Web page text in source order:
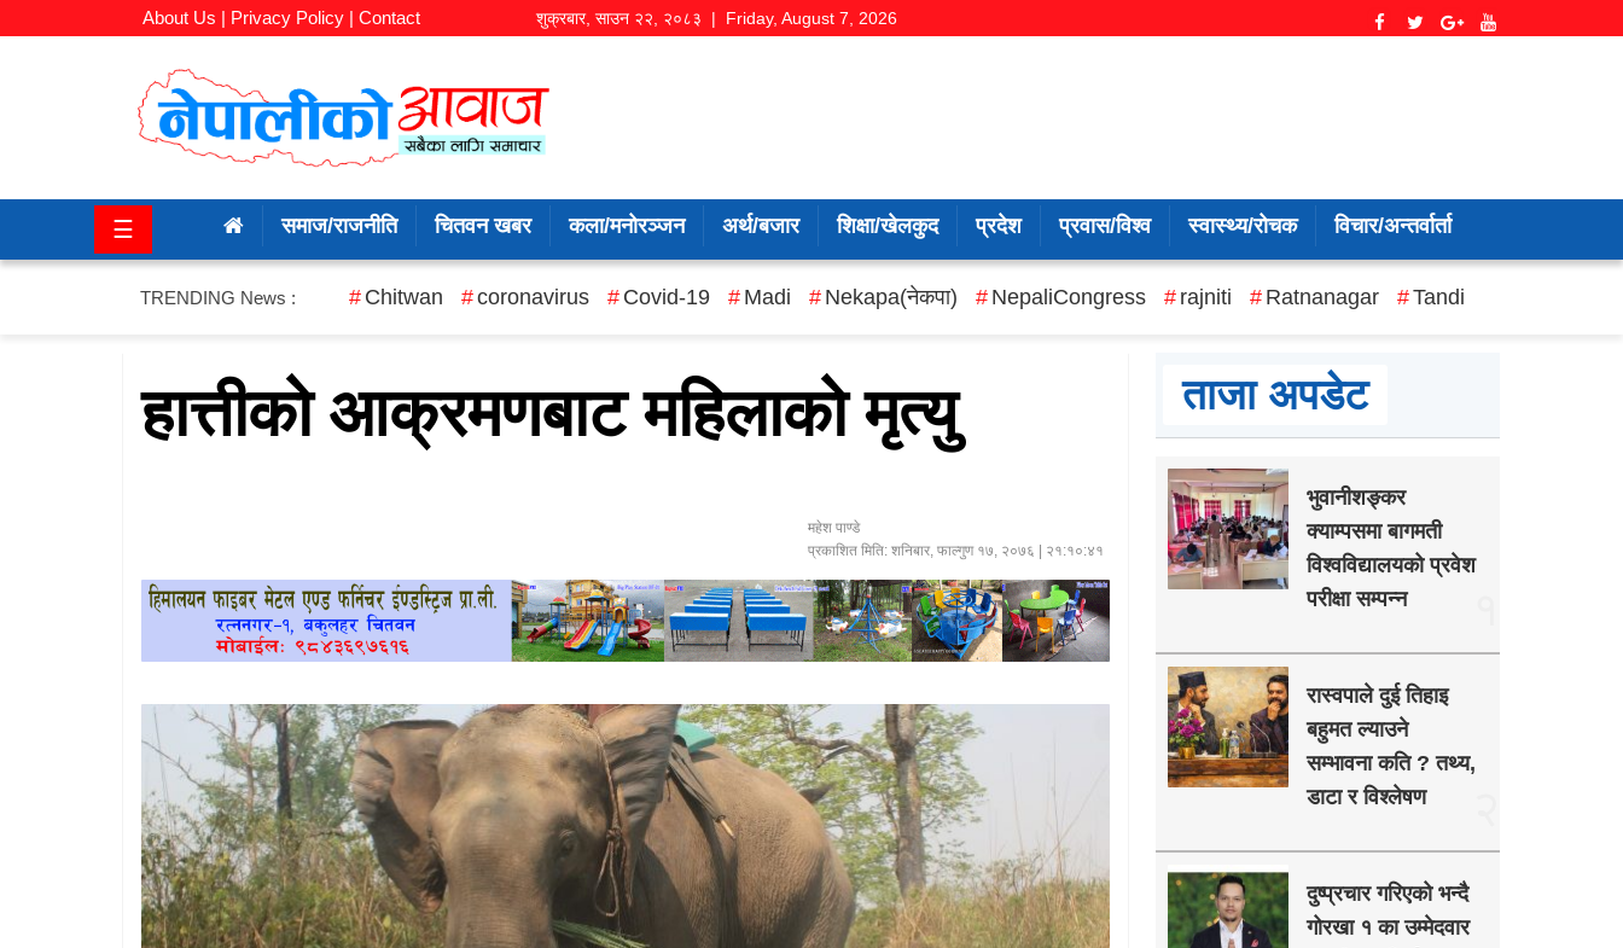
About Us | Privacy Policy | Contact शुक्रबार, साउन २२, २०८३ | Friday, August 7, 2026
राजनीति
☰ समाज/राजनीति चितवन खबर कला/मनोरञ्जन अर्थ/बजार शिक्षा/खेलकुद प्रदेश प्रवास/विश्व स्वास्थ्य/रोचक विचार/अन्तर्वार्ता
TRENDING News : Chitwan coronavirus Covid-19 Madi Nekapa(नेकपा) NepaliCongress rajniti Ratnanagar Tandi
हात्तीको आक्रमणबाट महिलाको मृत्यु
महेश पाण्डे
प्रकाशित मिति:शनिबार, फाल्गुण १७, २०७६ | २१:१०:४१
ताजा अपडेट
भुवानीशङ्कर
क्याम्पसमा बागमती
विश्वविद्यालयको प्रवेश
परीक्षा सम्पन्न
रास्वपाले दुई तिहाइ
बहुमत ल्याउने
सम्भावना कति ? तथ्य,
डाटा र विश्लेषण
दुष्प्रचार गरिएको भन्दै
गोरखा १ का उम्मेदवार